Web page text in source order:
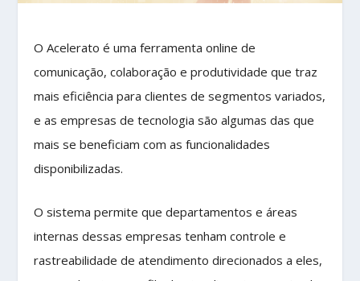
O Acelerato é uma ferramenta online de
comunicação, colaboração e produtividade que traz
mais eficiência para clientes de segmentos variados,
e as empresas de tecnologia são algumas das que
mais se beneficiam com as funcionalidades
disponibilizadas.
O sistema permite que departamentos e áreas
internas dessas empresas tenham controle e
rastreabilidade de atendimento direcionados a eles,